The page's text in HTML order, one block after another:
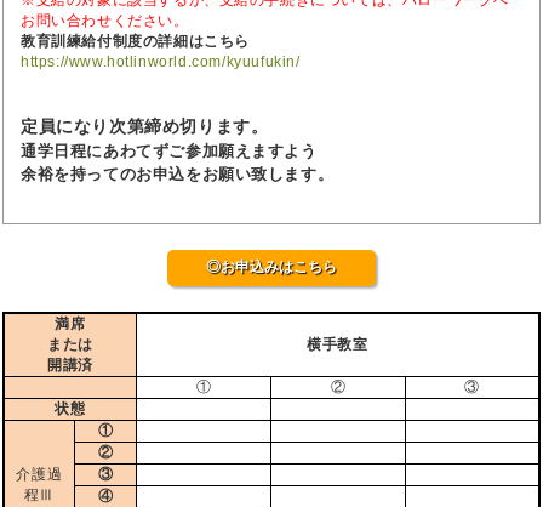
お問い合わせください。
教育訓練給付制度の詳細はこちら
https://www.hotlinworld.com/kyuufukin/
定員になり次第締め切ります。
通学日程にあわてずご参加願えますよう
余裕を持ってのお申込をお願い致します。
◎お申込みはこちら
満席
または
開講済
横手教室
① ②
③
状態
介護過
程Ⅲ
①
②
③
④